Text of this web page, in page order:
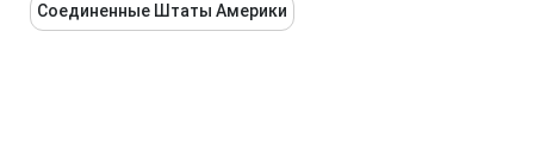
Соединенные Штаты Америки